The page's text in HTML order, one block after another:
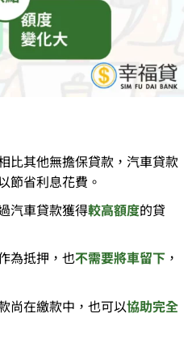
比其他無擔保貸款，汽車貸款
節省利息花費。
汽車貸款獲得較高額度的貸
為抵押，也不需要將車留下，
尚在繳款中，也可以協助完全